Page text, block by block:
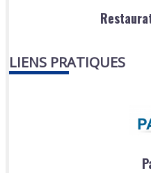
LIENS PRATIQUES